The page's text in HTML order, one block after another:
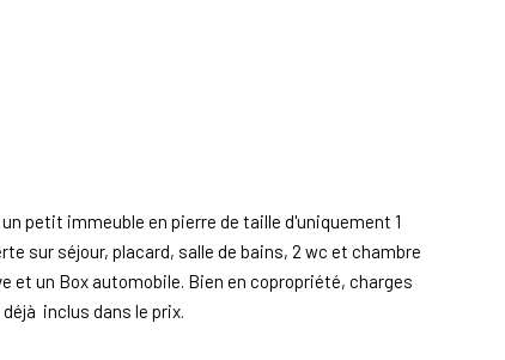
petit immeuble en pierre de taille d'uniquement 1
sur séjour, placard, salle de bains, 2 wc et chambre
et un Box automobile. Bien en copropriété, charges
déjà inclus dans le prix.